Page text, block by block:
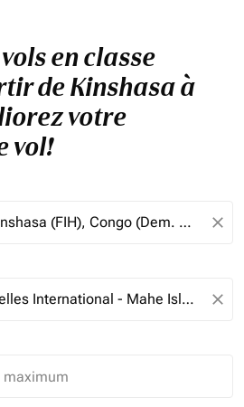
en classe
de Kinshasa à
votre
vol!
close
close